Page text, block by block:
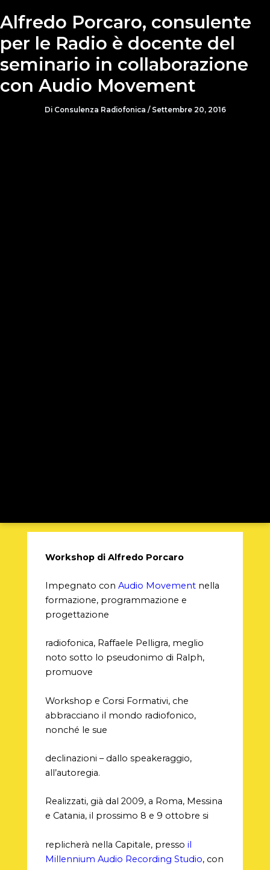
Alfredo Porcaro, consulente
per le Radio è docente del
seminario in collaborazione
con Audio Movement
Di Consulenza Radiofonica / Settembre 20, 2016
Workshop di Alfredo Porcaro
Impegnato con Audio Movementnella
formazione, programmazione e
progettazione
radiofonica, Raffaele Pelligra, meglio
noto sotto lo pseudonimo di Ralph,
promuove
Workshop e Corsi Formativi, che
abbracciano il mondo radiofonico,
nonché le sue
declinazioni – dallo speakeraggio,
all’autoregia.
Realizzati, già dal 2009, a Roma, Messina
e Catania, il prossimo 8 e 9 ottobre si
replicherà nella Capitale, presso il
Millennium Audio Recording Studio, con